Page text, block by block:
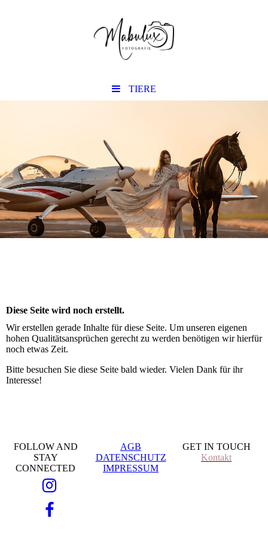
TIERE
Diese Seite wird noch erstellt.
Wir erstellen gerade Inhalte für diese Seite. Um unseren eigenen
hohen Qualitätsansprüchen gerecht zu werden benötigen wir hierfür
noch etwas Zeit.
Bitte besuchen Sie diese Seite bald wieder. Vielen Dank für ihr
Interesse!
FOLLOW AND
STAY
CONNECTED
AGB
DATENSCHUTZ
IMPRESSUM
GET IN TOUCH
Kontakt